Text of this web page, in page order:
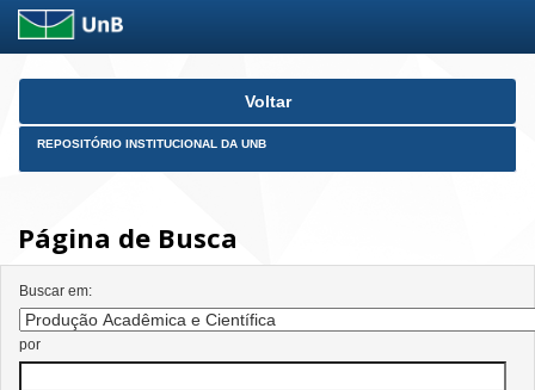
Skip
Voltar
REPOSITÓRIO INSTITUCIONAL DA UNB
Página de Busca
Buscar em:
por